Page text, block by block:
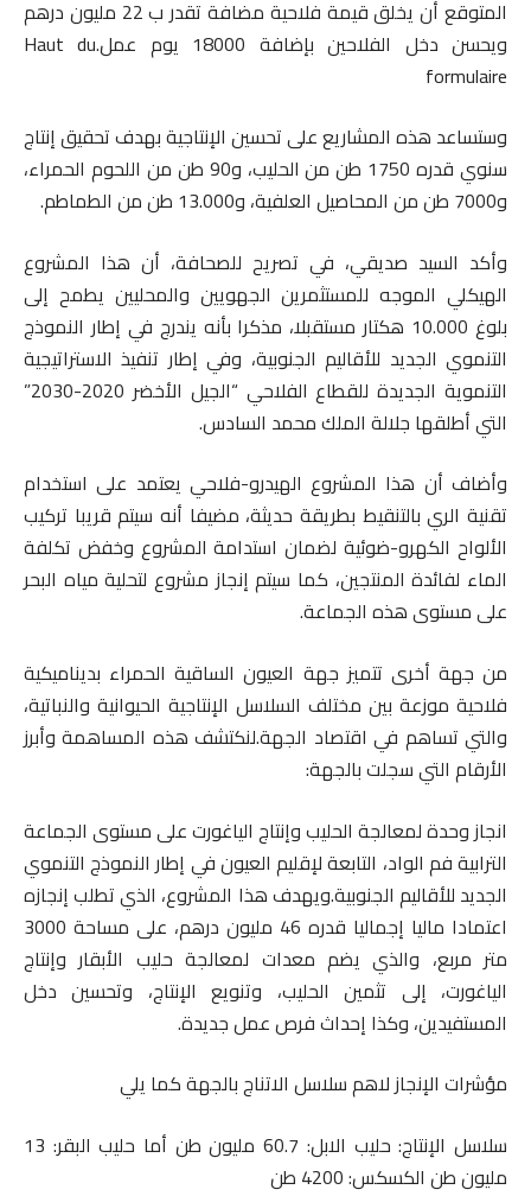
المتوقع أن يخلق قيمة فلاحية مضافة تقدر ب 22 مليون درهم
ويحسن دخل الفلاحين بإضافة 18000 يوم عمل.Haut du
formulaire
وستساعد هذه المشاريع على تحسين الإنتاجية بهدف تحقيق إنتاج
سنوي قدره 1750 طن من الحليب، و90 طن من اللحوم الحمراء،
و7000 طن من المحاصيل العلفية، و13.000 طن من الطماطم.
وأكد السيد صديقي، في تصريح للصحافة، أن هذا المشروع
الهيكلي الموجه للمستثمرين الجهويين والمحليين يطمح إلى
بلوغ 10.000 هكتار مستقبلا، مذكرا بأنه يندرج في إطار النموذج
التنموي الجديد للأقاليم الجنوبية، وفي إطار تنفيذ الاستراتيجية
التنموية الجديدة للقطاع الفلاحي “الجيل الأخضر 2020-2030”
التي أطلقها جلالة الملك محمد السادس.
وأضاف أن هذا المشروع الهيدرو-فلاحي يعتمد على استخدام
تقنية الري بالتنقيط بطريقة حديثة، مضيفا أنه سيتم قريبا تركيب
الألواح الكهرو-ضوئية لضمان استدامة المشروع وخفض تكلفة
الماء لفائدة المنتجين، كما سيتم إنجاز مشروع لتحلية مياه البحر
على مستوى هذه الجماعة.
من جهة أخرى تتميز جهة العيون الساقية الحمراء بديناميكية
فلاحية موزعة بين مختلف السلاسل الإنتاجية الحيوانية والنباتية،
والتي تساهم في اقتصاد الجهة.لنكتشف هذه المساهمة وأبرز
الأرقام التي سجلت بالجهة:
انجاز وحدة لمعالجة الحليب وإنتاج الياغورت على مستوى الجماعة
الترابية فم الواد، التابعة لإقليم العيون في إطار النموذج التنموي
الجديد للأقاليم الجنوبية.ويهدف هذا المشروع، الذي تطلب إنجازه
اعتمادا ماليا إجماليا قدره 46 مليون درهم، على مساحة 3000
متر مربع، والذي يضم معدات لمعالجة حليب الأبقار وإنتاج
الياغورت، إلى تثمين الحليب، وتنويع الإنتاج، وتحسين دخل
المستفيدين، وكذا إحداث فرص عمل جديدة.
مؤشرات الإنجاز لاهم سلاسل الاتناج بالجهة كما يلي
سلاسل الإنتاج: حليب الابل: 60.7 مليون طن أما حليب البقر: 13
مليون طن الكسكس: 4200 طن